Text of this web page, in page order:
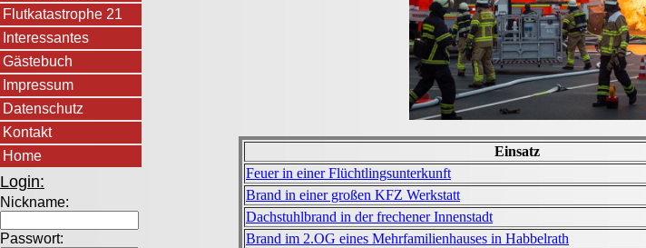
Flutkatastrophe 21
Interessantes
Gästebuch
Impressum
Datenschutz
Kontakt
Home
Login:
Nickname:
Passwort:
Einsatz
Feuer in einer Flüchtlingsunterkunft
Brand in einer großen KFZ Werkstatt
Dachstuhlbrand in der frechener Innenstadt
Brand im 2.OG eines Mehrfamilienhauses in Habbelrath